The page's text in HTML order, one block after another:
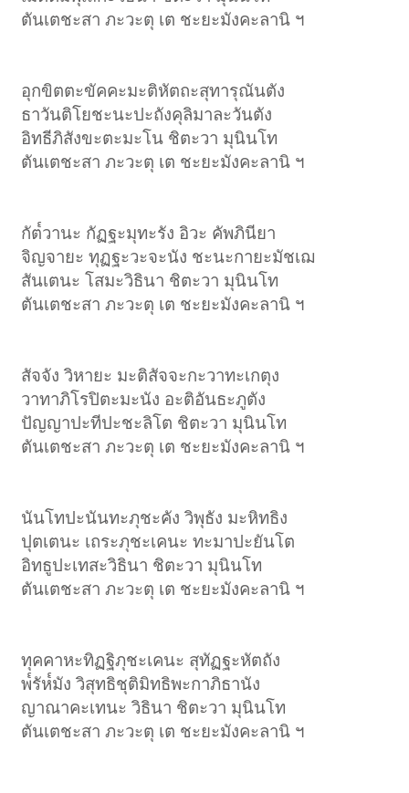
ตันเตชะสา ภะวะตุ เต ชะยะมังคะลานิ ฯ
อุกขิตตะขัคคะมะติหัตถะสุทารุณันตัง
ธาวันติโยชะนะปะถังคุลิมาละวันตัง
อิทธีภิสังขะตะมะโน ชิตะวา มุนินโท
ตันเตชะสา ภะวะตุ เต ชะยะมังคะลานิ ฯ
กัต๎วานะ กัฏฐะมุทะรัง อิวะ คัพภินียา
จิญจายะ ทุฏฐะวะจะนัง ชะนะกายะมัชเฌ
สันเตนะ โสมะวิธินา ชิตะวา มุนินโท
ตันเตชะสา ภะวะตุ เต ชะยะมังคะลานิ ฯ
สัจจัง วิหายะ มะติสัจจะกะวาทะเกตุง
วาทาภิโรปิตะมะนัง อะติอันธะภูตัง
ปัญญาปะทีปะชะลิโต ชิตะวา มุนินโท
ตันเตชะสา ภะวะตุ เต ชะยะมังคะลานิ ฯ
นันโทปะนันทะภุชะคัง วิพุธัง มะหิทธิง
ปุตเตนะ เถระภุชะเคนะ ทะมาปะยันโต
อิทธูปะเทสะวิธินา ชิตะวา มุนินโท
ตันเตชะสา ภะวะตุ เต ชะยะมังคะลานิ ฯ
ทุคคาหะทิฏฐิภุชะเคนะ สุทัฏฐะหัตถัง
พ๎รัห๎มัง วิสุทธิชุติมิทธิพะกาภิธานัง
ญาณาคะเทนะ วิธินา ชิตะวา มุนินโท
ตันเตชะสา ภะวะตุ เต ชะยะมังคะลานิ ฯ